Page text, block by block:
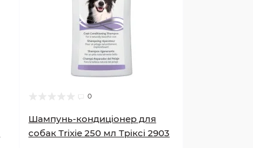
0
Шампунь-кондиціонер для
собак Trixie 250 мл Тріксі 2903